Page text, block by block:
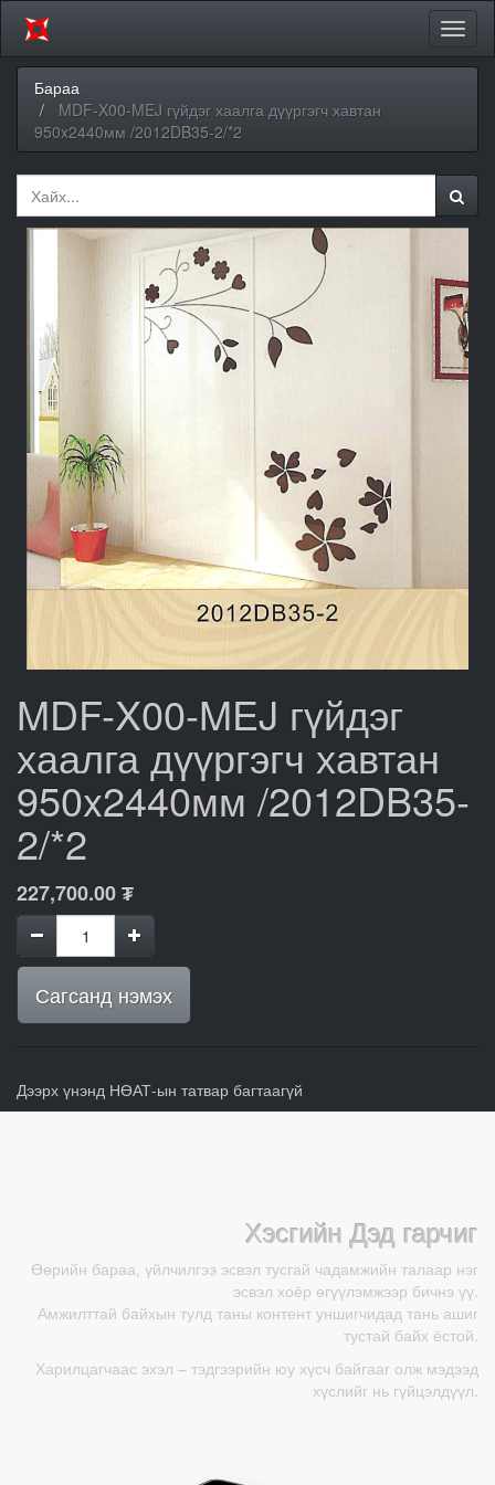
Бараа
MDF-X00-MEJ гүйдэг хаалга дүүргэгч хавтан
950x2440мм /2012DB35-2/*2
MDF-X00-MEJ гүйдэг
хаалга дүүргэгч хавтан
950x2440мм /2012DB35-
2/*2
227,700.00₮
Сагсанд нэмэх
Дээрх үнэнд НӨАТ-ын татвар багтаагүй
Хэсгийн Дэд гарчиг
Өөрийн бараа, үйлчилгээ эсвэл тусгай чадамжийн талаар нэг
эсвэл хоёр өгүүлэмжээр бичнэ үү.
Амжилттай байхын тулд таны контент уншигчидад тань ашиг
тустай байх ёстой.
Харилцагчаас эхэл – тэдгээрийн юу хүсч байгааг олж мэдээд
хүслийг нь гүйцэлдүүл.